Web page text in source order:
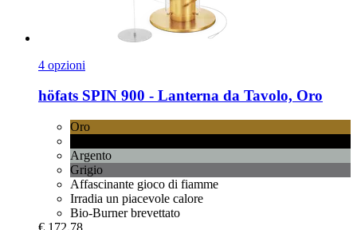
4 opzioni
höfats SPIN 900 -​ Lanterna da Tavolo, Oro
Oro
Argento
Grigio
Affascinante gioco di fiamme
Irradia un piacevole calore
Bio-Burner brevettato
€ 172,78